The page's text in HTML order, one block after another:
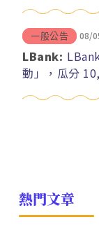
一般公告 08/
LBank:
動」，瓜分
熱門文章